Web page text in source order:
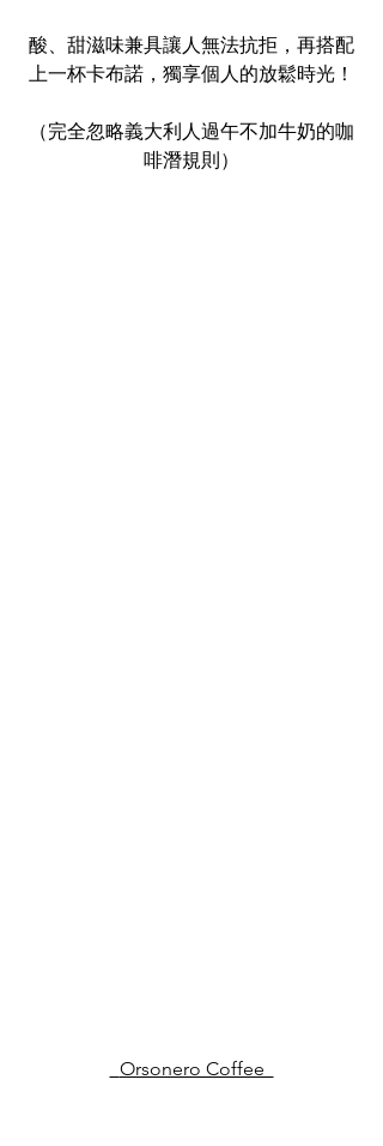
酸、甜滋味兼具讓人無法抗拒，再搭配
上一杯卡布諾，獨享個人的放鬆時光！
（完全忽略義大利人過午不加牛奶的咖
啡潛規則）
  Orsonero Coffee